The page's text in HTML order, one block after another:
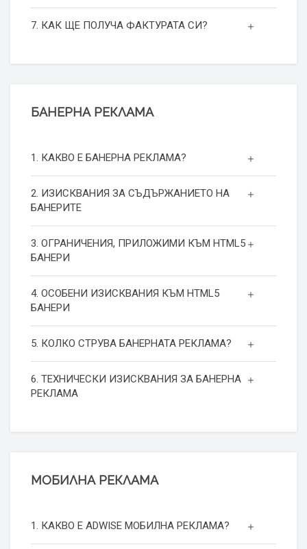
7. КАК ЩЕ ПОЛУЧА ФАКТУРАТА СИ?
БАНЕРНА РЕКЛАМА
1. КАКВО Е БАНЕРНА РЕКЛАМА?
2. ИЗИСКВАНИЯ ЗА СЪДЪРЖАНИЕТО НА
БАНЕРИТЕ
3. ОГРАНИЧЕНИЯ, ПРИЛОЖИМИ КЪМ HTML5
БАНЕРИ
4. ОСОБЕНИ ИЗИСКВАНИЯ КЪМ HTML5
БАНЕРИ
5. КОЛКО СТРУВА БАНЕРНАТА РЕКЛАМА?
6. ТЕХНИЧЕСКИ ИЗИСКВАНИЯ ЗА БАНЕРНА
РЕКЛАМА
МОБИЛНА РЕКЛАМА
1. КАКВО Е ADWISE МОБИЛНА РЕКЛАМА?